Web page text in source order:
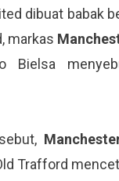
dibuat babak
markas
Bielsa
Trafford